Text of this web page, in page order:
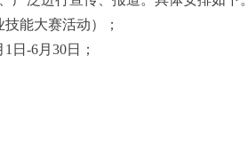
能大赛活动）；
日-6月30日；